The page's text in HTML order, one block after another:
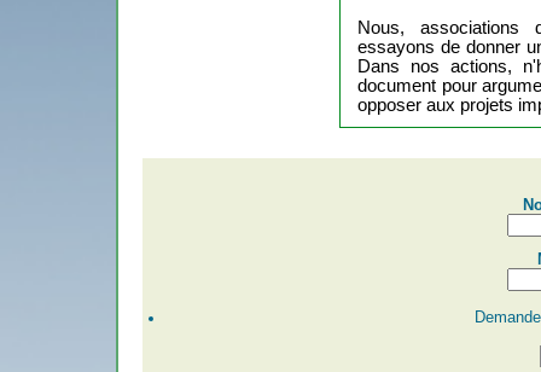
Nous, associations
essayons de donner
Dans nos actions,
document pour
opposer aux projets